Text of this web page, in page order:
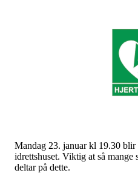
Mandag 23. januar kl 19.30 blir
idrettshuset. Viktig at så
deltar på dette.